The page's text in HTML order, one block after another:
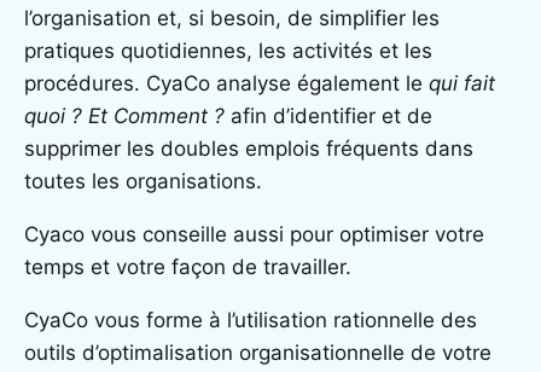
l’organisation et, si besoin, de simplifier les
pratiques quotidiennes, les activités et les
procédures. CyaCo analyse également le qui fait
quoi ? Et Comment ? afin d’identifier et de
supprimer les doubles emplois fréquents dans
toutes les organisations.
Cyaco vous conseille aussi pour optimiser votre
temps et votre façon de travailler.
CyaCo vous forme à l’utilisation rationnelle des
outils d’optimalisation organisationnelle de votre